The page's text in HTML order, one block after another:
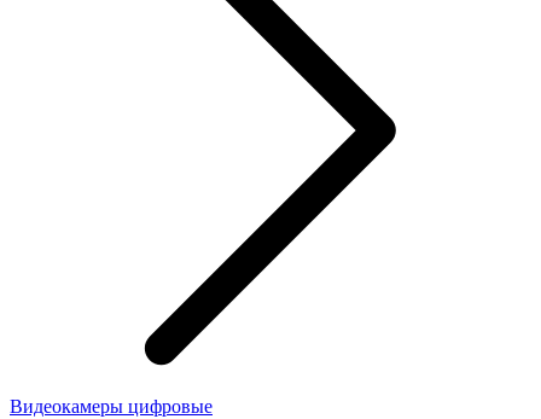
Видеокамеры цифровые